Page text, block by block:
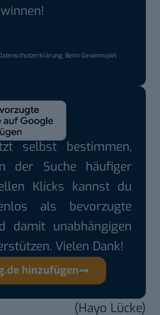
. Beim Gewinnspiel
selbst bestimmen,
der Suche häufiger
Klicks kannst du
als bevorzugte
damit unabhängigen
Vielen Dank!
hinzufügen
(Hayo Lücke)